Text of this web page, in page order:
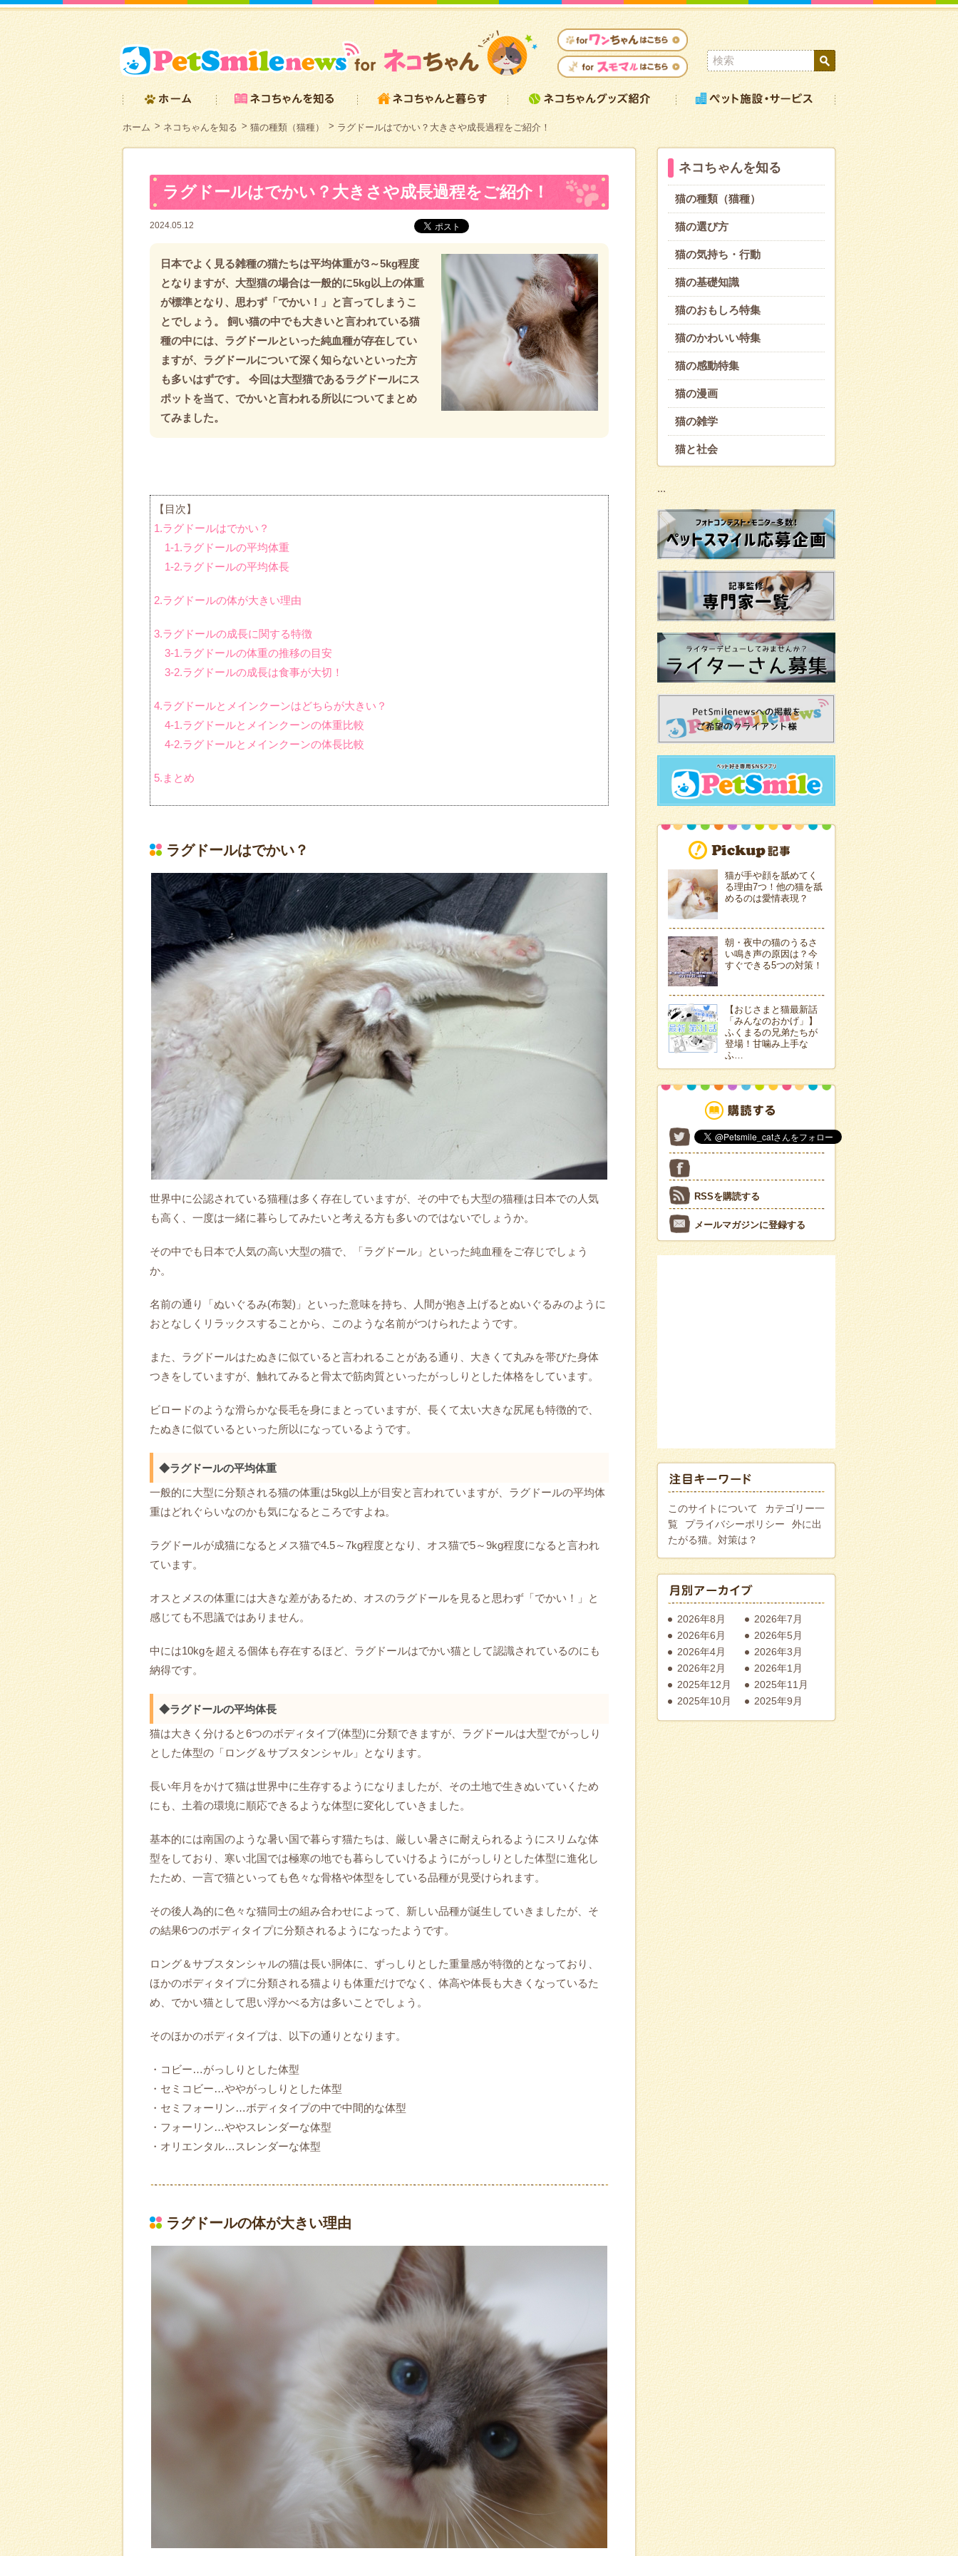
ホーム ネコちゃんを知る 猫の種類（猫種） ラグドールはでかい？大きさや成長過程をご紹介！
ラグドールはでかい？大きさや成長過程をご紹介！
2024.05.12
日本でよく見る雑種の猫たちは平均体重が3～5kg程度
となりますが、大型猫の場合は一般的に5kg以上の体重
が標準となり、思わず「でかい！」と言ってしまうこ
とでしょう。 飼い猫の中でも大きいと言われている猫
種の中には、ラグドールといった純血種が存在してい
ますが、ラグドールについて深く知らないといった方
も多いはずです。 今回は大型猫であるラグドールにス
ポットを当て、でかいと言われる所以についてまとめ
てみました。
【目次】
1.ラグドールはでかい？
1-1.ラグドールの平均体重
1-2.ラグドールの平均体長
2.ラグドールの体が大きい理由
3.ラグドールの成長に関する特徴
3-1.ラグドールの体重の推移の目安
3-2.ラグドールの成長は食事が大切！
4.ラグドールとメインクーンはどちらが大きい？
4-1.ラグドールとメインクーンの体重比較
4-2.ラグドールとメインクーンの体長比較
5.まとめ
ラグドールはでかい？
世界中に公認されている猫種は多く存在していますが、その中でも大型の猫種は日本での人気
も高く、一度は一緒に暮らしてみたいと考える方も多いのではないでしょうか。
その中でも日本で人気の高い大型の猫で、「ラグドール」といった純血種をご存じでしょう
か。
名前の通り「ぬいぐるみ(布製)」といった意味を持ち、人間が抱き上げるとぬいぐるみのように
おとなしくリラックスすることから、このような名前がつけられたようです。
また、ラグドールはたぬきに似ていると言われることがある通り、大きくて丸みを帯びた身体
つきをしていますが、触れてみると骨太で筋肉質といったがっしりとした体格をしています。
ビロードのような滑らかな長毛を身にまとっていますが、長くて太い大きな尻尾も特徴的で、
たぬきに似ているといった所以になっているようです。
◆ラグドールの平均体重
一般的に大型に分類される猫の体重は5kg以上が目安と言われていますが、ラグドールの平均体
重はどれぐらいなのかも気になるところですよね。
ラグドールが成猫になるとメス猫で4.5～7kg程度となり、オス猫で5～9kg程度になると言われ
ています。
オスとメスの体重には大きな差があるため、オスのラグドールを見ると思わず「でかい！」と
感じても不思議ではありません。
中には10kgを超える個体も存在するほど、ラグドールはでかい猫として認識されているのにも
納得です。
◆ラグドールの平均体長
猫は大きく分けると6つのボディタイプ(体型)に分類できますが、ラグドールは大型でがっしり
とした体型の「ロング＆サブスタンシャル」となります。
長い年月をかけて猫は世界中に生存するようになりましたが、その土地で生きぬいていくため
にも、土着の環境に順応できるような体型に変化していきました。
基本的には南国のような暑い国で暮らす猫たちは、厳しい暑さに耐えられるようにスリムな体
型をしており、寒い北国では極寒の地でも暮らしていけるようにがっしりとした体型に進化し
たため、一言で猫といっても色々な骨格や体型をしている品種が見受けられます。
その後人為的に色々な猫同士の組み合わせによって、新しい品種が誕生していきましたが、そ
の結果6つのボディタイプに分類されるようになったようです。
ロング＆サブスタンシャルの猫は長い胴体に、ずっしりとした重量感が特徴的となっており、
ほかのボディタイプに分類される猫よりも体重だけでなく、体高や体長も大きくなっているた
め、でかい猫として思い浮かべる方は多いことでしょう。
そのほかのボディタイプは、以下の通りとなります。
・コビー…がっしりとした体型
・セミコビー…ややがっしりとした体型
・セミフォーリン…ボディタイプの中で中間的な体型
・フォーリン…ややスレンダーな体型
・オリエンタル…スレンダーな体型
ラグドールの体が大きい理由
ネコちゃんを知る
猫の種類（猫種）
猫の選び方
猫の気持ち・行動
猫の基礎知識
猫のおもしろ特集
猫のかわいい特集
猫の感動特集
猫の漫画
猫の雑学
猫と社会
...
猫が手や顔を舐めてく
る理由7つ！他の猫を舐
めるのは愛情表現？
朝・夜中の猫のうるさ
い鳴き声の原因は？今
すぐできる5つの対策！
【おじさまと猫最新話
「みんなのおかげ」】
ふくまるの兄弟たちが
登場！甘噛み上手な
ふ…
RSSを購読する
メールマガジンに登録する
このサイトについて
カテゴリー一
覧
プライバシーポリシー
外に出
たがる猫。対策は？
2026年8月
2026年7月
2026年6月
2026年5月
2026年4月
2026年3月
2026年2月
2026年1月
2025年12月
2025年11月
2025年10月
2025年9月